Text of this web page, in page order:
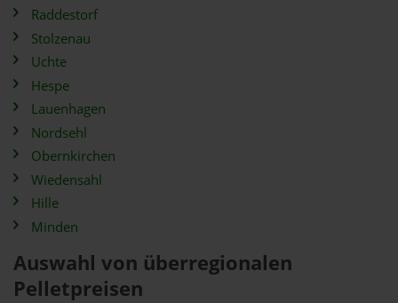
Raddestorf
Stolzenau
Uchte
Hespe
Lauenhagen
Nordsehl
Obernkirchen
Wiedensahl
Hille
Minden
Auswahl von überregionalen
Pelletpreisen